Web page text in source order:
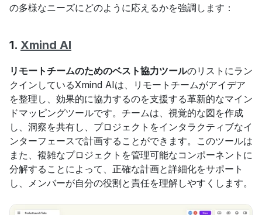
の多様なニーズにどのように応えるかを強調します：
1. Xmind AI
リモートチームのためのベスト協力ツールのリストにラン
クインしているXmind AIは、リモートチームがアイデア
を整理し、効果的に協力するのを支援する革新的なマイン
ドマッピングツールです。チームは、視覚的な図を作成
し、洞察を共有し、プロジェクトをインタラクティブなイ
ンターフェースで計画することができます。このツールは
また、複雑なプロジェクトを管理可能なコンポーネントに
分解することによって、正確な計画と詳細化をサポート
し、メンバーが自分の役割と責任を理解しやすくします。